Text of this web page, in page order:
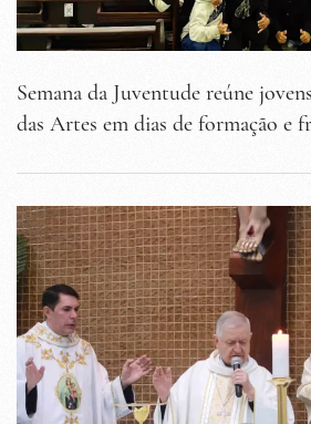
Semana da Juventude reúne
das Artes em dias de formação e